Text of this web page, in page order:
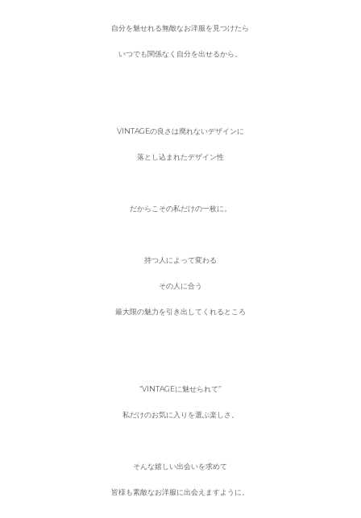
自分を魅せれる無敵なお洋服を見つけたら
いつでも関係なく自分を出せるから。
VINTAGEの良さは廃れないデザインに
落とし込まれたデザイン性
だからこその私だけの一枚に。
持つ人によって変わる
その人に合う
最大限の魅力を引き出してくれるところ
“VINTAGEに魅せられて”
私だけのお気に入りを選ぶ楽しさ。
そんな嬉しい出会いを求めて
皆様も素敵なお洋服に出会えますように。